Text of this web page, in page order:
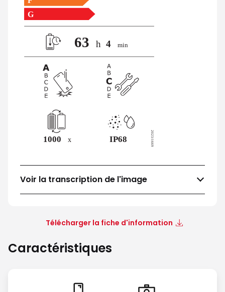
Voir la transcription de l'image
Télécharger la fiche d'information
Caractéristiques